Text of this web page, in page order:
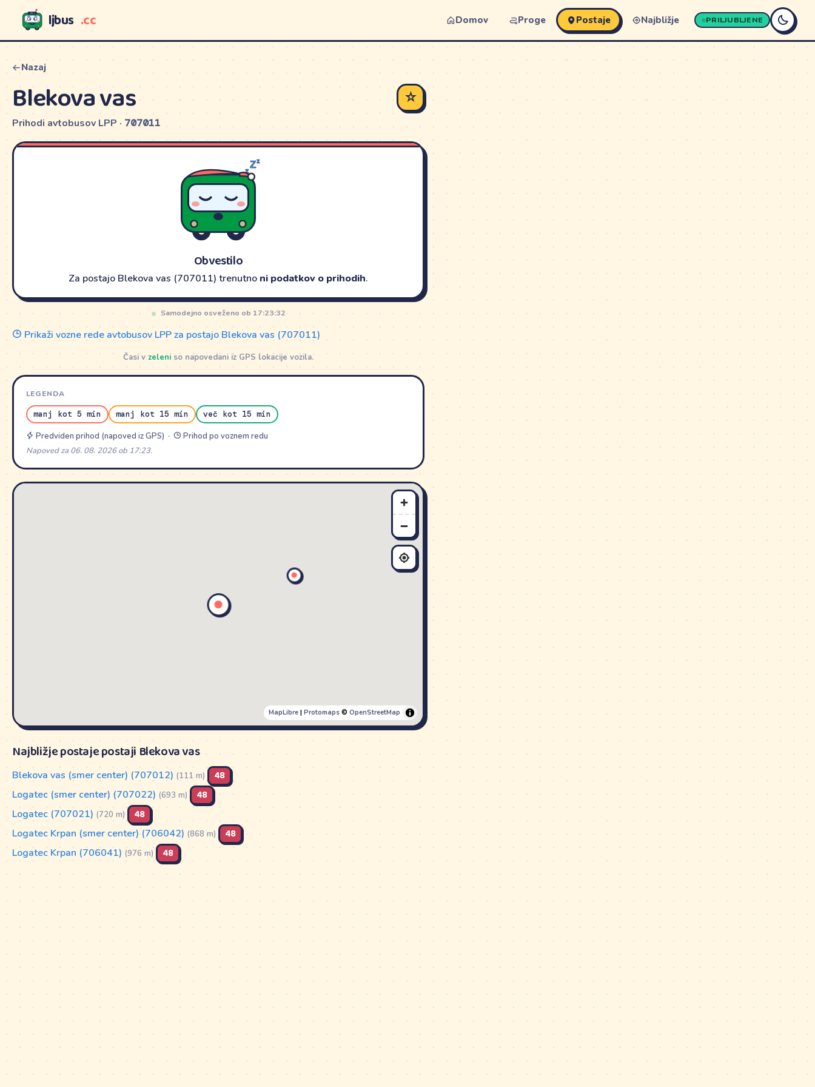
LJBUS ljbus .cc Domov Proge Postaje Najbližje PRILJUBLJENE
Nazaj
Blekova vas
Prihodi avtobusov LPP · 707011
☆
Obvestilo
Za postajo Blekova vas (707011) trenutno ni podatkov o prihodih.
Samodejno osveženo ob 17:23:32
Prikaži vozne rede avtobusov LPP za postajo Blekova vas (707011)
Časi v zeleni so napovedani iz GPS lokacije vozila.
LEGENDA
manj kot 5 min manj kot 15 min več kot 15 min
Predviden prihod (napoved iz GPS) ·
Prihod po voznem redu
Napoved za 06. 08. 2026 ob 17:23.
MapLibre| Protomaps© OpenStreetMap
Najbližje postaje postaji Blekova vas
Blekova vas (smer center) (707012) (111 m) 48
Logatec (smer center) (707022) (693 m) 48
Logatec (707021) (720 m) 48
Logatec Krpan (smer center) (706042) (868 m) 48
Logatec Krpan (706041) (976 m) 48